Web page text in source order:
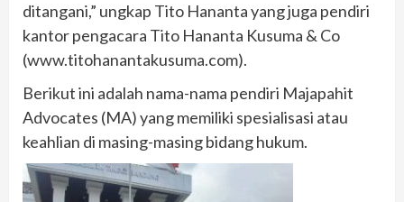
ditangani,” ungkap Tito Hananta yang juga pendiri
kantor pengacara Tito Hananta Kusuma & Co
(www.titohanantakusuma.com).
Berikut ini adalah nama-nama pendiri Majapahit
Advocates (MA) yang memiliki spesialisasi atau
keahlian di masing-masing bidang hukum.